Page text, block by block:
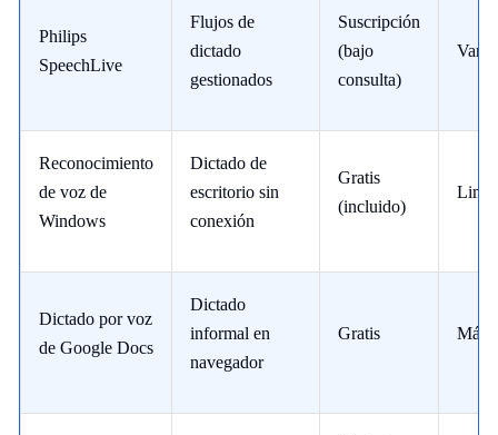
Philips
SpeechLive
Flujos de
dictado
gestionados
Suscripción
(bajo
consulta)
Reconocimiento
de voz de
Windows
Dictado de
escritorio sin
conexión
Gratis
(incluido)
Dictado por voz
de Google Docs
Dictado
informal en
navegador
Gratis Más